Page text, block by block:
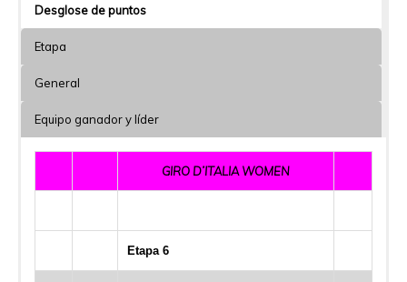
Desglose de puntos
Etapa
General
Equipo ganador y líder
GIRO D’ITALIA WOMEN
Etapa 6